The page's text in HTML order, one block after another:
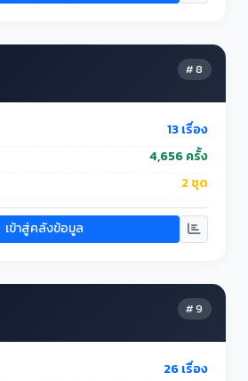
# 8
13 เรื่อง
4,656 ครั้ง
2 ชุด
เข้าสู่คลังข้อมูล
# 9
26 เรื่อง